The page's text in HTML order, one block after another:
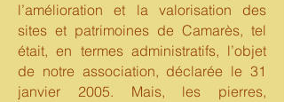
l’amélioration et la valorisation des
sites et patrimoines de Camarès, tel
était, en termes administratifs, l’objet
de notre association, déclarée le 31
janvier 2005. Mais, les pierres,